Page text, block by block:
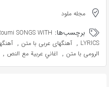
مجله ملود
برچسب‌ها: SONGS WITH
LYRICS
, آهنگهای عربی با متن ,
الرومی با متن , اغاني عربية مع النص ,